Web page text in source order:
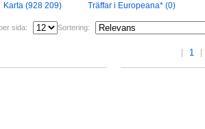
Karta (928 209) Träffar i Europeana* (0)
sida: Sortering:
1